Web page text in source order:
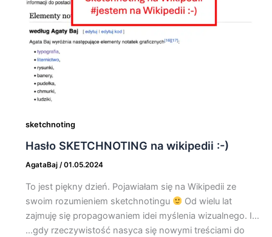
sketchnoting
Hasło SKETCHNOTING na wikipedii :-)
AgataBaj /01.05.2024
To jest piękny dzień. Pojawiałam się na Wikipedii ze
swoim rozumieniem sketchnotingu
Od wielu lat
zajmuję się propagowaniem idei myślenia wizualnego. I…
…gdy rzeczywistość nasyca się nowymi treściami do